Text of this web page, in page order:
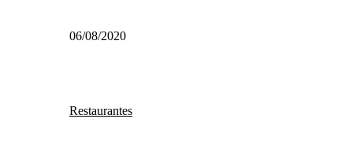
06/08/2020
Restaurantes